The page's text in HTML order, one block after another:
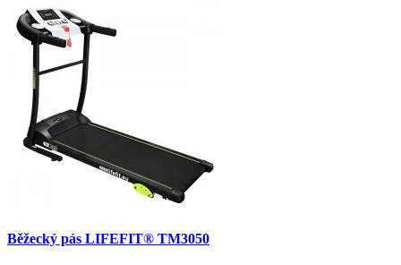
Běžecký pás LIFEFIT® TM3050